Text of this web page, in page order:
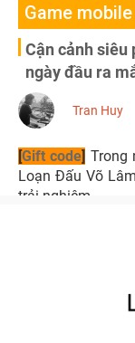
Game mobile
Cận cảnh siêu
ngày đầu ra
Tran Huy
[Gift code] Trong
Loạn Đấu Võ
trải nghiệm.